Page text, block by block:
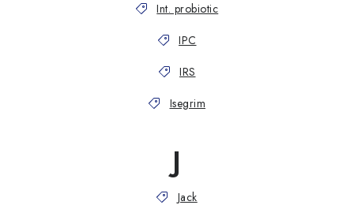
Int. probiotic
IPC
IRS
Isegrim
J
Jack